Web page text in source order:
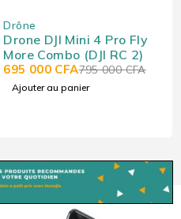
Drône
Drone DJI Mini 4 Pro Fly
More Combo (DJI RC 2)
795 000CFA
695 000 CFA
Ajouter au panier